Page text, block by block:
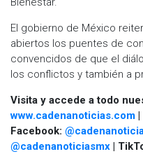
El gobierno de México
abiertos los puentes de
convencidos de que el
los conflictos y también a
Visita y accede a todo
www.cadenanoticias.com |
Facebook:
@cadenanoticiasmx |